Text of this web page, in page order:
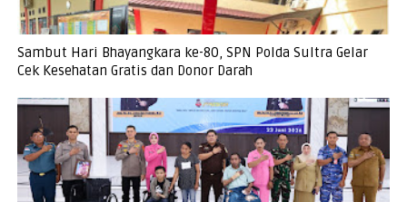
Sambut Hari Bhayangkara ke-80, SPN Polda Sultra Gelar
Cek Kesehatan Gratis dan Donor Darah